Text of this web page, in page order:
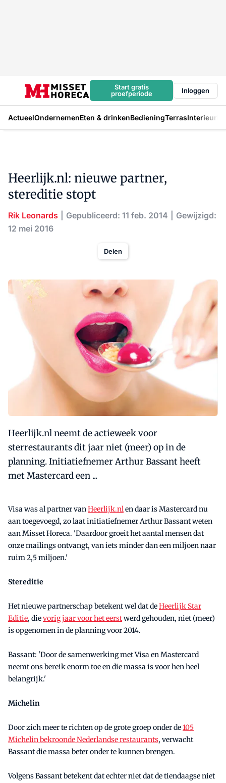
Start gratis
proefperiode
Inloggen
ActueelOndernemenEten & drinkenBedieningTerrasInterieur
Heerlijk.nl: nieuwe partner,
stereditie stopt
Rik Leonards Gepubliceerd: 11 feb. 2014
Gewijzigd:
12 mei 2016
Delen
Heerlijk.nl neemt de actieweek voor
sterrestaurants dit jaar niet (meer) op in de
planning. Initiatiefnemer Arthur Bassant heeft
met Mastercard een ...
Visa was al partner vanHeerlijk.nlen daar is Mastercard nu
aan toegevoegd, zo laat initiatiefnemer Arthur Bassant weten
aan Misset Horeca. 'Daardoor groeit het aantal mensen dat
onze mailings ontvangt, van iets minder dan een miljoen naar
ruim 2,5 miljoen.'
Stereditie
Het nieuwe partnerschap betekent wel dat deHeerlijk Star
Editie, dievorig jaar voor het eerstwerd gehouden, niet (meer)
is opgenomen in de planning voor 2014.
Bassant: 'Door de samenwerking met Visa en Mastercard
neemt ons bereik enorm toe en die massa is voor hen heel
belangrijk.'
Michelin
Door zich meer te richten op de grote groep onder de105
Michelin bekroonde Nederlandse restaurants, verwacht
Bassant die massa beter onder te kunnen brengen.
Volgens Bassant betekent dat echter niet dat de tiendaagse niet